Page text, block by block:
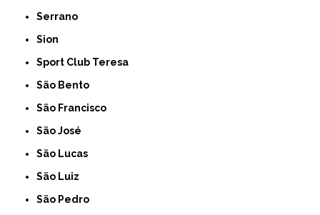
Serrano
Sion
Sport Club Teresa
São Bento
São Francisco
São José
São Lucas
São Luiz
São Pedro